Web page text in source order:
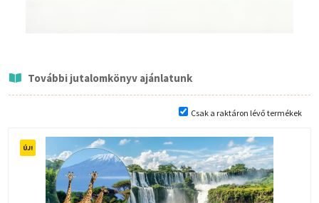
További jutalomkönyv ajánlatunk
Csak a raktáron lévő termékek